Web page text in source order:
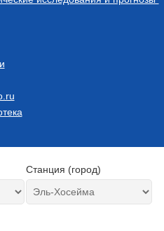
Станция (город)